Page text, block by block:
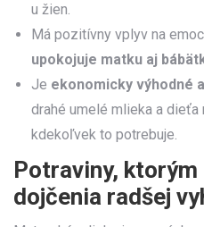
u žien.
Má pozitívny vplyv na
upokojuje matku aj
Je ekonomicky výhodné
drahé umelé mlieka a
kdekoľvek to potrebuje.
Potraviny, ktorým
dojčenia radšej